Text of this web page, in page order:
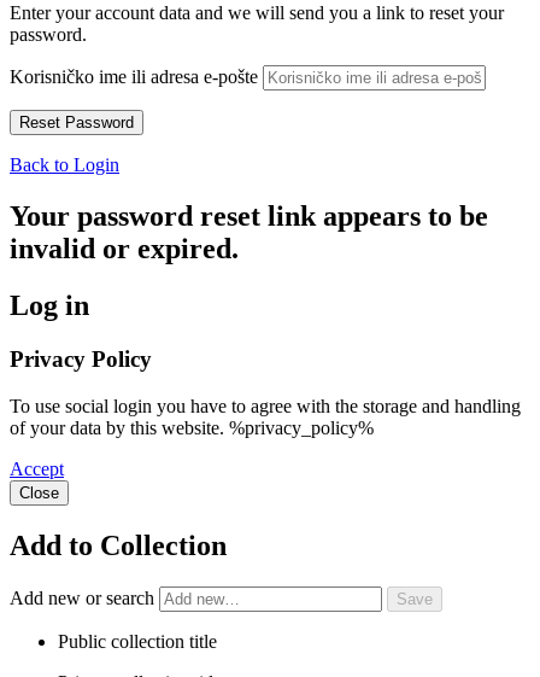
Enter your account data and we will send you a link to reset your
password.
Korisničko ime ili adresa e-pošte
Back to Login
Your password reset link appears to be
invalid or expired.
Log in
Privacy Policy
To use social login you have to agree with the storage and handling
of your data by this website. %privacy_policy%
Accept
Close
Add to Collection
Add new or search
Public collection title